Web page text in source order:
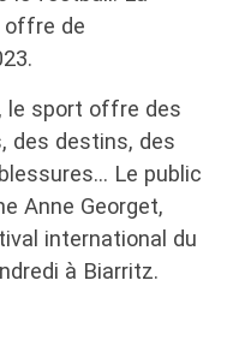
offre de
le sport offre des
des destins, des
Le public
Anne Georget,
international du
à Biarritz.